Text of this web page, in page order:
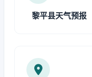
黎平县天气预报